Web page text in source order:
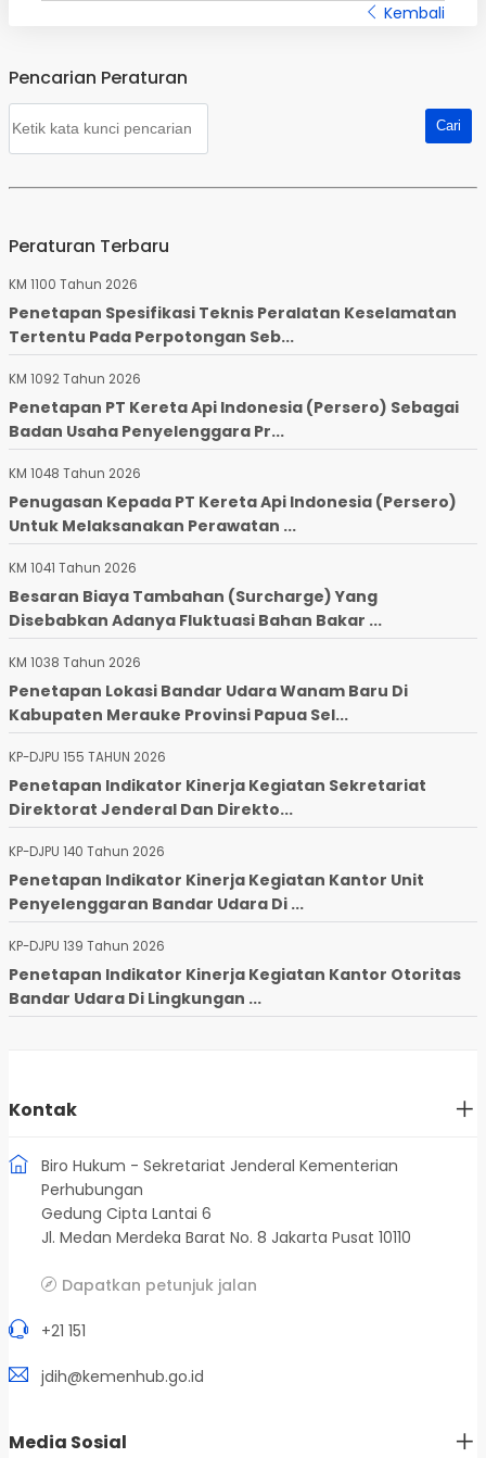
Kembali
Pencarian Peraturan
Peraturan Terbaru
KM 1100 Tahun 2026
Penetapan Spesifikasi Teknis Peralatan Keselamatan
Tertentu Pada Perpotongan Seb...
KM 1092 Tahun 2026
Penetapan PT Kereta Api Indonesia (Persero) Sebagai
Badan Usaha Penyelenggara Pr...
KM 1048 Tahun 2026
Penugasan Kepada PT Kereta Api Indonesia (Persero)
Untuk Melaksanakan Perawatan ...
KM 1041 Tahun 2026
Besaran Biaya Tambahan (Surcharge) Yang
Disebabkan Adanya Fluktuasi Bahan Bakar ...
KM 1038 Tahun 2026
Penetapan Lokasi Bandar Udara Wanam Baru Di
Kabupaten Merauke Provinsi Papua Sel...
KP-DJPU 155 TAHUN 2026
Penetapan Indikator Kinerja Kegiatan Sekretariat
Direktorat Jenderal Dan Direkto...
KP-DJPU 140 Tahun 2026
Penetapan Indikator Kinerja Kegiatan Kantor Unit
Penyelenggaran Bandar Udara Di ...
KP-DJPU 139 Tahun 2026
Penetapan Indikator Kinerja Kegiatan Kantor Otoritas
Bandar Udara Di Lingkungan ...
Kontak
Biro Hukum - Sekretariat Jenderal Kementerian
Perhubungan
Gedung Cipta Lantai 6
Jl. Medan Merdeka Barat No. 8 Jakarta Pusat 10110
Dapatkan petunjuk jalan
+21 151
jdih@kemenhub.go.id
Media Sosial